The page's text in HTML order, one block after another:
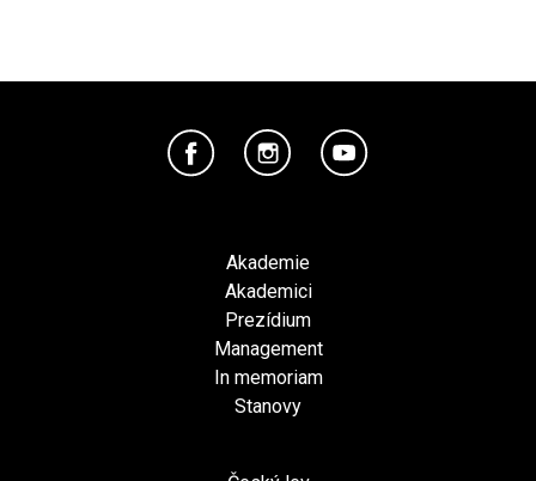
Akademie
Akademici
Prezídium
Management
In memoriam
Stanovy